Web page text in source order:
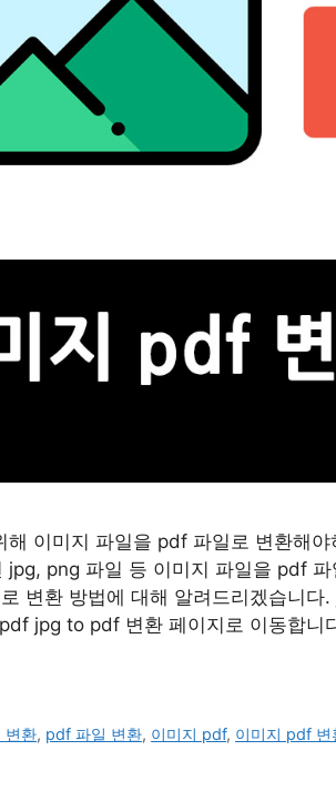
해 이미지 파일을 pdf 파일로 변환해
jpg, png 파일 등 이미지 파일을 pdf
변환 방법에 대해 알려드리겠습니
jpg to pdf 변환 페이지로 이동합니
변환, pdf 파일 변환, 이미지 pdf, 이미지 pdf 변